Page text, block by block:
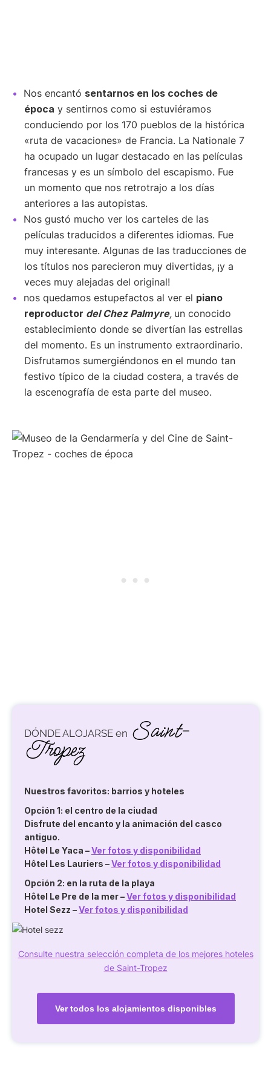
Nos encantó sentarnos en los coches de
época y sentirnos como si estuviéramos
conduciendo por los 170 pueblos de la histórica
«ruta de vacaciones» de Francia. La Nationale 7
ha ocupado un lugar destacado en las películas
francesas y es un símbolo del escapismo. Fue
un momento que nos retrotrajo a los días
anteriores a las autopistas.
Nos gustó mucho ver los carteles de las
películas traducidos a diferentes idiomas. Fue
muy interesante. Algunas de las traducciones de
los títulos nos parecieron muy divertidas, ¡y a
veces muy alejadas del original!
nos quedamos estupefactos al ver el piano
reproductor del Chez Palmyre, un conocido
establecimiento donde se divertían las estrellas
del momento. Es un instrumento extraordinario.
Disfrutamos sumergiéndonos en el mundo tan
festivo típico de la ciudad costera, a través de
la escenografía de esta parte del museo.
DÓNDE ALOJARSE en Saint-
Tropez
Nuestros favoritos: barrios y hoteles
Opción 1: el centro de la ciudad
Disfrute del encanto y la animación del casco
antiguo.
Hôtel Le Yaca –Ver fotos y disponibilidad
Hôtel Les Lauriers –Ver fotos y disponibilidad
Opción 2: en la ruta de la playa
Hôtel Le Pre de la mer–Ver fotos y disponibilidad
Hotel Sezz –Ver fotos y disponibilidad
Consulte nuestra selección completa de los mejores hoteles
de Saint-Tropez
Ver todos los alojamientos disponibles